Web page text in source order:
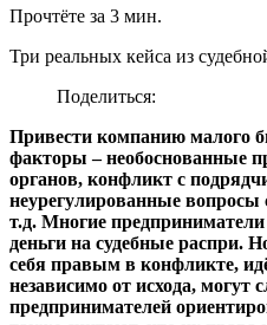
Прочтёте за 3 мин.
Три реальных кейса из
Поделиться:
Привести компанию малого
факторы – необоснованные
органов, конфликт с
неурегулированные
т.д. Многие
деньги на судебные распри.
себя правым в конфликте,
независимо от исхода, могут
предпринимателей